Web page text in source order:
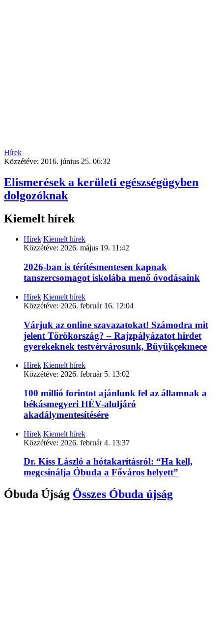
Hírek
Közzétéve: 2016. június 25. 06:32
Elismerések a kerületi egészségügyben
dolgozóknak
Kiemelt hírek
Hírek Kiemelt hírek
Közzétéve: 2026. május 19. 11:42
2026-ban is térítésmentesen kapnak
tanszercsomagot iskolába menő óvodásaink
Hírek Kiemelt hírek
Közzétéve: 2026. február 16. 12:04
Várjuk az online szavazatokat! Számodra mit
jelent Törökország? – Rajzpályázatot hirdet
gyerekeknek testvérvárosunk, Büyükçekmece
Hírek Kiemelt hírek
Közzétéve: 2026. február 5. 13:02
100 millió forintot ajánlunk fel az államnak a
békásmegyeri HÉV-aluljáró
akadálymentesítésére
Hírek Kiemelt hírek
Közzétéve: 2026. február 4. 13:37
Dr. Kiss László a hótakarításról: “Ha kell,
megcsinálja Óbuda a Főváros helyett”
Óbuda Újság Összes Óbuda újság